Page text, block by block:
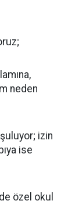
neden
izin
ise
özel okul